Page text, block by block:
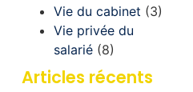
Vie du cabinet (3)
Vie privée du
salarié (8)
Articles récents